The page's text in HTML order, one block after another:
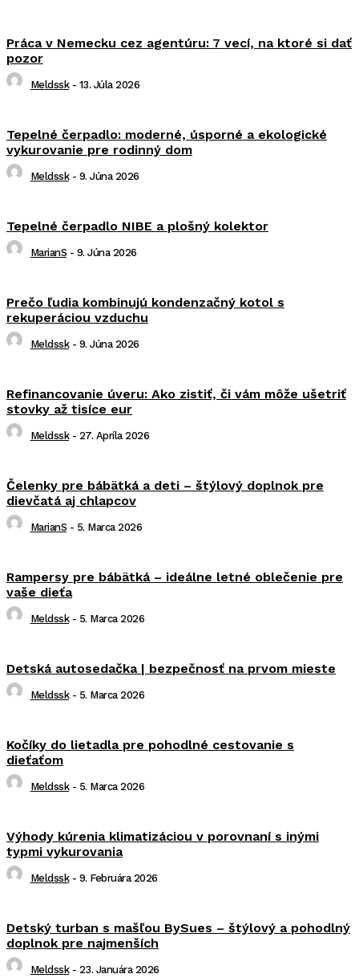
Práca v Nemecku cez agentúru: 7 vecí, na ktoré si dať
pozor
Meldssk - 13. Júla 2026
Tepelné čerpadlo: moderné, úsporné a ekologické
vykurovanie pre rodinný dom
Meldssk - 9. Júna 2026
Tepelné čerpadlo NIBE a plošný kolektor
MarianS - 9. Júna 2026
Prečo ľudia kombinujú kondenzačný kotol s
rekuperáciou vzduchu
Meldssk - 9. Júna 2026
Refinancovanie úveru: Ako zistiť, či vám môže ušetriť
stovky až tisíce eur
Meldssk - 27. Apríla 2026
Čelenky pre bábätká a deti – štýlový doplnok pre
dievčatá aj chlapcov
MarianS - 5. Marca 2026
Rampersy pre bábätká – ideálne letné oblečenie pre
vaše dieťa
Meldssk - 5. Marca 2026
Detská autosedačka | bezpečnosť na prvom mieste
Meldssk - 5. Marca 2026
Kočíky do lietadla pre pohodlné cestovanie s
dieťaťom
Meldssk - 5. Marca 2026
Výhody kúrenia klimatizáciou v porovnaní s inými
typmi vykurovania
Meldssk - 9. Februára 2026
Detský turban s mašľou BySues – štýlový a pohodlný
doplnok pre najmenších
Meldssk - 23. Januára 2026